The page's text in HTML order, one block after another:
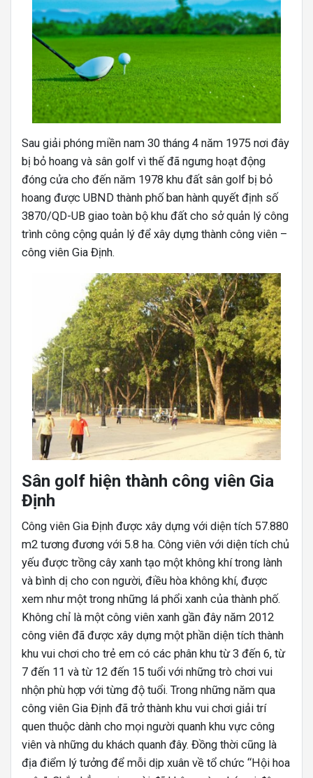
Sau giải phóng miền nam 30 tháng 4 năm 1975 nơi đây
bị bỏ hoang và sân golf vì thế đã ngưng hoạt động
đóng cửa cho đến năm 1978 khu đất sân golf bị bỏ
hoang được UBND thành phố ban hành quyết định số
3870/QD-UB giao toàn bộ khu đất cho sở quản lý công
trình công cộng quản lý để xây dựng thành công viên –
công viên Gia Định.
Sân golf hiện thành công viên Gia
Định
Công viên Gia Định được xây dựng với diện tích 57.880
m2 tương đương với 5.8 ha. Công viên với diện tích chủ
yếu được trồng cây xanh tạo một không khí trong lành
và bình dị cho con người, điều hòa không khí, được
xem như một trong những lá phổi xanh của thành phố.
Không chỉ là một công viên xanh gần đây năm 2012
công viên đã được xây dựng một phần diện tích thành
khu vui chơi cho trẻ em có các phân khu từ 3 đến 6, từ
7 đến 11 và từ 12 đến 15 tuổi với những trò chơi vui
nhộn phù hợp với từng độ tuổi. Trong những năm qua
công viên Gia Định đã trở thành khu vui chơi giải trí
quen thuộc dành cho mọi người quanh khu vực công
viên và những du khách quanh đây. Đồng thời cũng là
địa điểm lý tưởng để mỗi dịp xuân về tổ chức “Hội hoa